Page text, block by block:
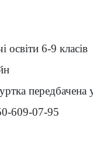
освіти 6-9 класів
передбачена
609-07-95